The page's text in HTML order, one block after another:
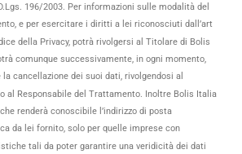
196/2003. Per informazioni sulle modalità del
e per esercitare i diritti a lei riconosciuti dall’art
della Privacy, potrà rivolgersi al Titolare di Bolis
comunque successivamente, in ogni momento,
la cancellazione dei suoi dati, rivolgendosi al
al Responsabile del Trattamento. Inoltre Bolis Italia
renderà conoscibile l’indirizzo di posta
da lei fornito, solo per quelle imprese con
tali da poter garantire una veridicità dei dati